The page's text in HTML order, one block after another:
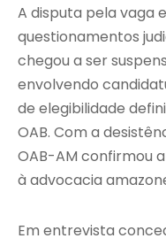
A disputa pela vaga
questionamentos
chegou a ser
envolvendo
de elegibilidade
OAB. Com a
OAB-AM confirmou
à advocacia
Em entrevista